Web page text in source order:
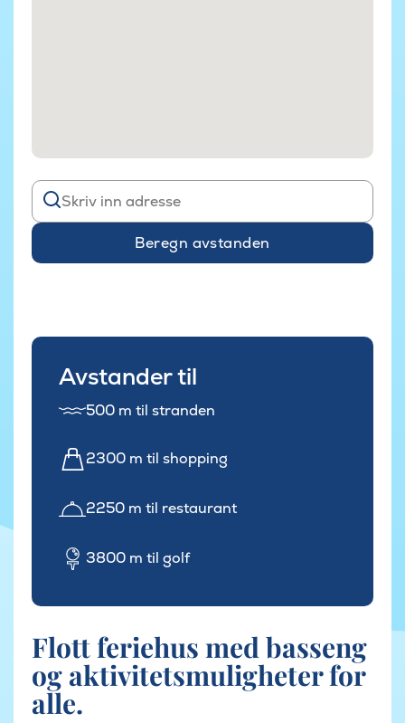
Beregn avstanden
Avstander til
500 m til stranden
2300 m til shopping
2250 m til restaurant
3800 m til golf
Flott feriehus med basseng
og aktivitetsmuligheter for
alle.